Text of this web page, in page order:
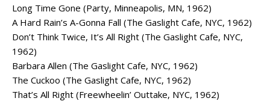
Long Time Gone (Party, Minneapolis, MN, 1962)
A Hard Rain’s A-Gonna Fall (The Gaslight Cafe, NYC, 1962)
Don’t Think Twice, It’s All Right (The Gaslight Cafe, NYC,
1962)
Barbara Allen (The Gaslight Cafe, NYC, 1962)
The Cuckoo (The Gaslight Cafe, NYC, 1962)
That’s All Right (Freewheelin’ Outtake, NYC, 1962)